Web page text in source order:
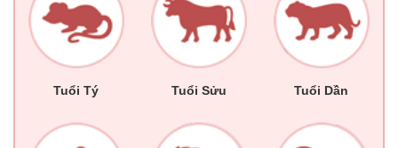
Tuổi Tý Tuổi Sửu Tuổi Dần